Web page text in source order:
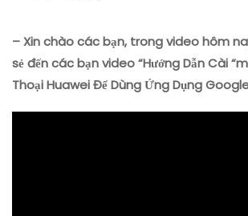
Cài
“microG”
Trên
Điện
Thoại
– Xin chào các bạn, trong video hôm
sẻ đến các bạn video “Hướng Dẫn Cài
Thoại Huawei Để Dùng Ứng Dụng